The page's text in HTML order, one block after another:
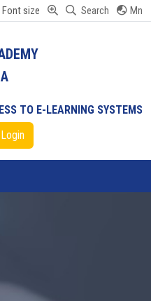
Font size Search Mn
TO E-LEARNING SYSTEMS
Login